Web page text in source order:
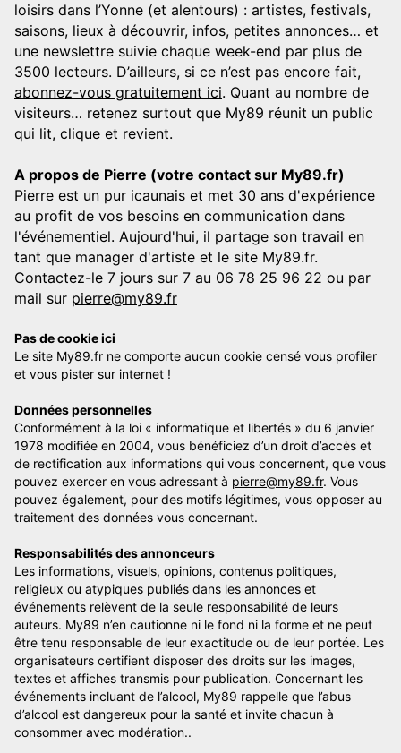
loisirs dans l’Yonne (et alentours) : artistes, festivals,
saisons, lieux à découvrir, infos, petites annonces… et
une newslettre suivie chaque week-end par plus de
3500 lecteurs. D’ailleurs, si ce n’est pas encore fait,
abonnez-vous gratuitement ici. Quant au nombre de
visiteurs… retenez surtout que My89 réunit un public
qui lit, clique et revient.
A propos de Pierre (votre contact sur My89.fr)
Pierre est un pur icaunais et met 30 ans d'expérience
au profit de vos besoins en communication dans
l'événementiel. Aujourd'hui, il partage son travail en
tant que manager d'artiste et le site My89.fr.
Contactez-le 7 jours sur 7 au 06 78 25 96 22 ou par
mail sur pierre@my89.fr
Pas de cookie ici
Le site My89.fr ne comporte aucun cookie censé vous profiler
et vous pister sur internet !
Données personnelles
Conformément à la loi « informatique et libertés » du 6 janvier
1978 modifiée en 2004, vous bénéficiez d’un droit d’accès et
de rectification aux informations qui vous concernent, que vous
pouvez exercer en vous adressant à pierre@my89.fr. Vous
pouvez également, pour des motifs légitimes, vous opposer au
traitement des données vous concernant.
Responsabilités des annonceurs
Les informations, visuels, opinions, contenus politiques,
religieux ou atypiques publiés dans les annonces et
événements relèvent de la seule responsabilité de leurs
auteurs. My89 n’en cautionne ni le fond ni la forme et ne peut
être tenu responsable de leur exactitude ou de leur portée. Les
organisateurs certifient disposer des droits sur les images,
textes et affiches transmis pour publication. Concernant les
événements incluant de l’alcool, My89 rappelle que l’abus
d’alcool est dangereux pour la santé et invite chacun à
consommer avec modération..